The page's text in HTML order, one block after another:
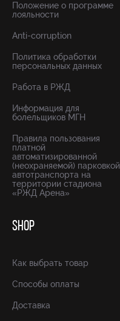
Положение о программе
лояльности
Anti-corruption
Политика обработки
персональных данных
Работа в РЖД
Информация для
болельщиков МГН
Правила пользования
платной
автоматизированной
(неохраняемой) парковкой
автотранспорта на
территории стадиона
«РЖД Арена»
SHOP
Как выбрать товар
Способы оплаты
Доставка